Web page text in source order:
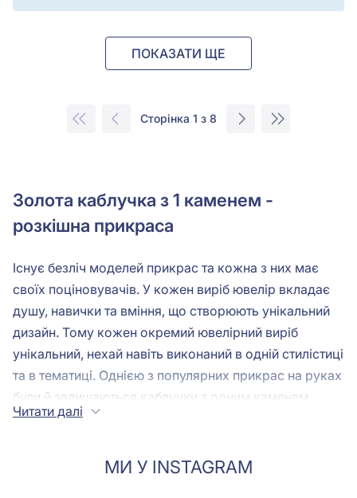
ПОКАЗАТИ ЩЕ
Сторінка 1 з 8
Золота каблучка з 1 каменем -
розкішна прикраса
Існує безліч моделей прикрас та кожна з них має
своїх поціновувачів. У кожен виріб ювелір вкладає
душу, навички та вміння, що створюють унікальний
дизайн. Тому кожен окремий ювелірний виріб
унікальний, нехай навіть виконаний в одній стилістиці
та в тематиці. Однією з популярних прикрас на руках
були й залишаються каблучки з одним каменем
Іноді ми стаємо жертвою стереотипів, що
химерним і хитромудрим дизайном, рясно
Читати далі
МИ У INSTAGRAM